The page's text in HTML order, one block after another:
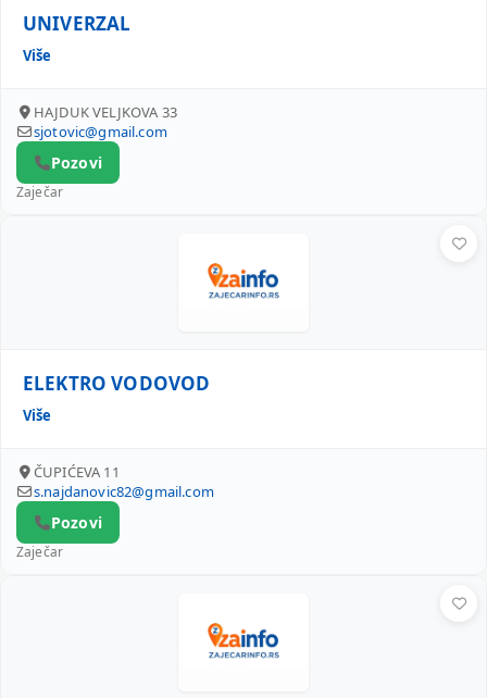
UNIVERZAL
Više
HAJDUK VELJKOVA 33
sjotovic@gmail.com
Pozovi
Zaječar
ELEKTRO VODOVOD
Više
ČUPIĆEVA 11
s.najdanovic82@gmail.com
Pozovi
Zaječar